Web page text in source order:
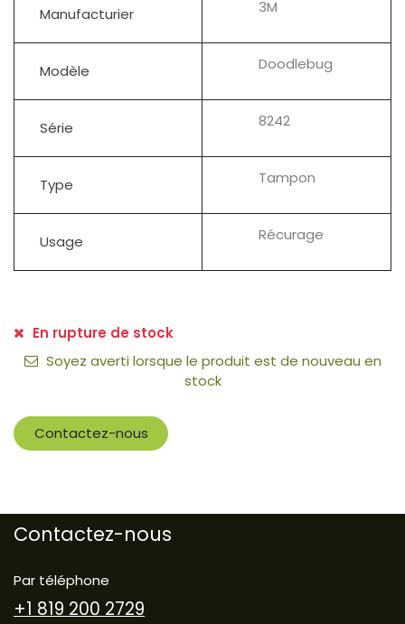
Manufacturier 3M
Modèle Doodlebug
Série 8242
Type Tampon
Usage Récurage
En rupture de stock
Soyez averti lorsque le produit est de nouveau en
stock
Contactez-nous
Contactez-nous
Par téléphone
+1 819 200 2729